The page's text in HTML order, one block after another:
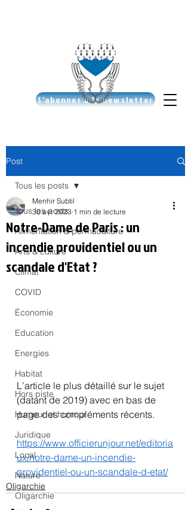
S'abonner à la newsletter
Post
Tous les posts
Alimentation & permaculture
Arts & culture
Climat
COVID
Économie
Education
Energies
Habitat
Hors piste
Humeur et humour
Juridique
Local
Nature
Oligarchie
Tous les posts
Notre-Dame de Paris : un
incendie providentiel ou un
scandale d'Etat ?
Menhir Subtil
30 avr. 2023 1 min de lecture
L'article le plus détaillé sur le sujet
(datant de 2019) avec en bas de
page des compléments récents.
https://www.officierunjour.net/editoria
ux/notre-dame-un-incendie-
providentiel-ou-un-scandale-d-etat/
Oligarchie